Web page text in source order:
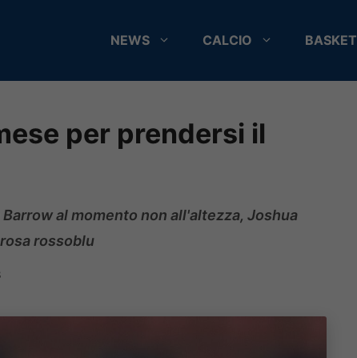
NEWS CALCIO BASKET
per prendersi il
al momento non all'altezza, Joshua
rossoblu